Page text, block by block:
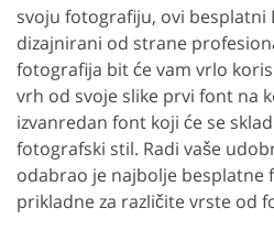
svoju fotografiju, ovi
dizajnirani od strane
fotografija bit će vam vrlo
vrh od svoje slike prvi font na
izvanredan font koji će se
fotografski stil. Radi vaše
odabrao je najbolje besplatne
prikladne za različite vrste od